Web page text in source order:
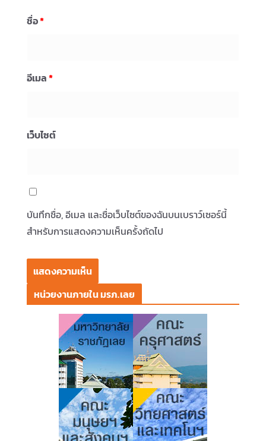
ชื่อ*
อีเมล*
เว็บไซต์
บันทึกชื่อ, อีเมล และชื่อเว็บไซต์ของฉันบนเบราว์เซอร์นี้
สำหรับการแสดงความเห็นครั้งถัดไป
หน่วยงานภายใน มรภ.เลย